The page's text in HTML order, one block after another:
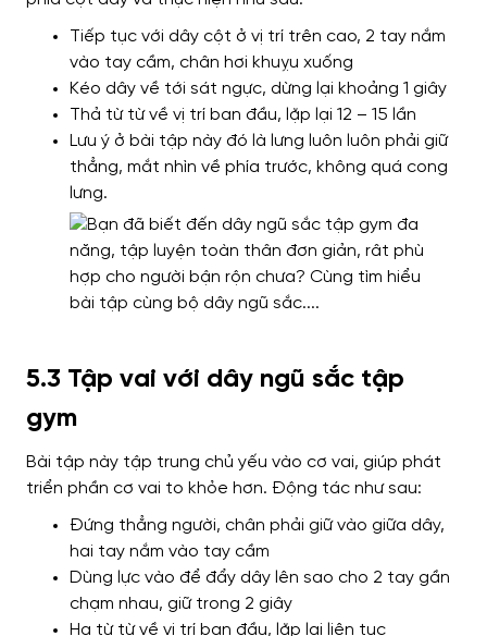
Tiếp tục với dây cột ở vị trí trên cao, 2 tay nắm
vào tay cầm, chân hơi khuỵu xuống
Kéo dây về tới sát ngực, dừng lại khoảng 1 giây
Thả từ từ về vị trí ban đầu, lặp lại 12 – 15 lần
Lưu ý ở bài tập này đó là lưng luôn luôn phải giữ
thẳng, mắt nhìn về phía trước, không quá cong
lưng.
5.3 Tập vai với dây ngũ sắc tập
gym
Bài tập này tập trung chủ yếu vào cơ vai, giúp phát
triển phần cơ vai to khỏe hơn. Động tác như sau:
Đứng thẳng người, chân phải giữ vào giữa dây,
hai tay nắm vào tay cầm
Dùng lực vào để đẩy dây lên sao cho 2 tay gần
chạm nhau, giữ trong 2 giây
Hạ từ từ về vị trí ban đầu, lặp lại liên tục